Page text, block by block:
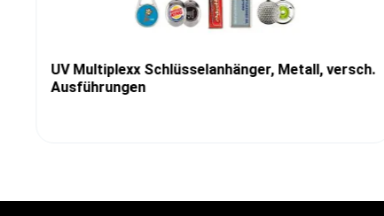
UV Multiplexx Schlüsselanhänger, Metall, versch.
Ausführungen